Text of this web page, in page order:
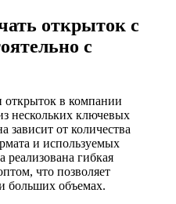
открыток с
с
открыток в компании
нескольких ключевых
зависит от количества
и используемых
реализована гибкая
что позволяет
больших объемах.